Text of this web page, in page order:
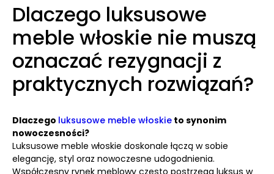
Dlaczego luksusowe
meble włoskie nie muszą
oznaczać rezygnacji z
praktycznych rozwiązań?
Dlaczego luksusowe meble włoskie to synonim
nowoczesności?
Luksusowe meble włoskie doskonale łączą w sobie
elegancję, styl oraz nowoczesne udogodnienia.
Współczesny rynek meblowy często postrzega luksus w